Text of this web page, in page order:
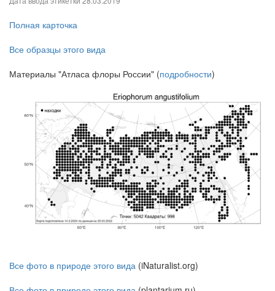
Полная карточка
Все образцы этого вида
Материалы "Атласа флоры России" (подробности)
Все фото в природе этого вида (iNaturalist.org)